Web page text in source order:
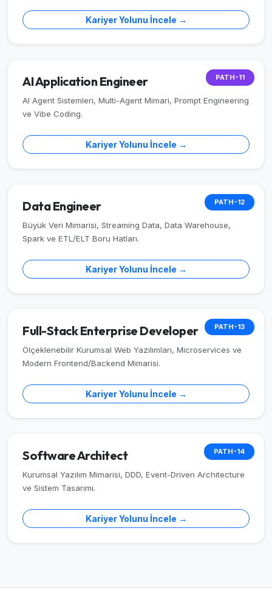
Kariyer Yolunu İncele →
PATH-11
AI Application Engineer
AI Agent Sistemleri, Multi-Agent Mimari, Prompt Engineering
ve Vibe Coding.
Kariyer Yolunu İncele →
PATH-12
Data Engineer
Büyük Veri Mimarisi, Streaming Data, Data Warehouse,
Spark ve ETL/ELT Boru Hatları.
Kariyer Yolunu İncele →
PATH-13
Full-Stack Enterprise Developer
Ölçeklenebilir Kurumsal Web Yazılımları, Microservices ve
Modern Frontend/Backend Mimarisi.
Kariyer Yolunu İncele →
PATH-14
Software Architect
Kurumsal Yazılım Mimarisi, DDD, Event-Driven Architecture
ve Sistem Tasarımı.
Kariyer Yolunu İncele →